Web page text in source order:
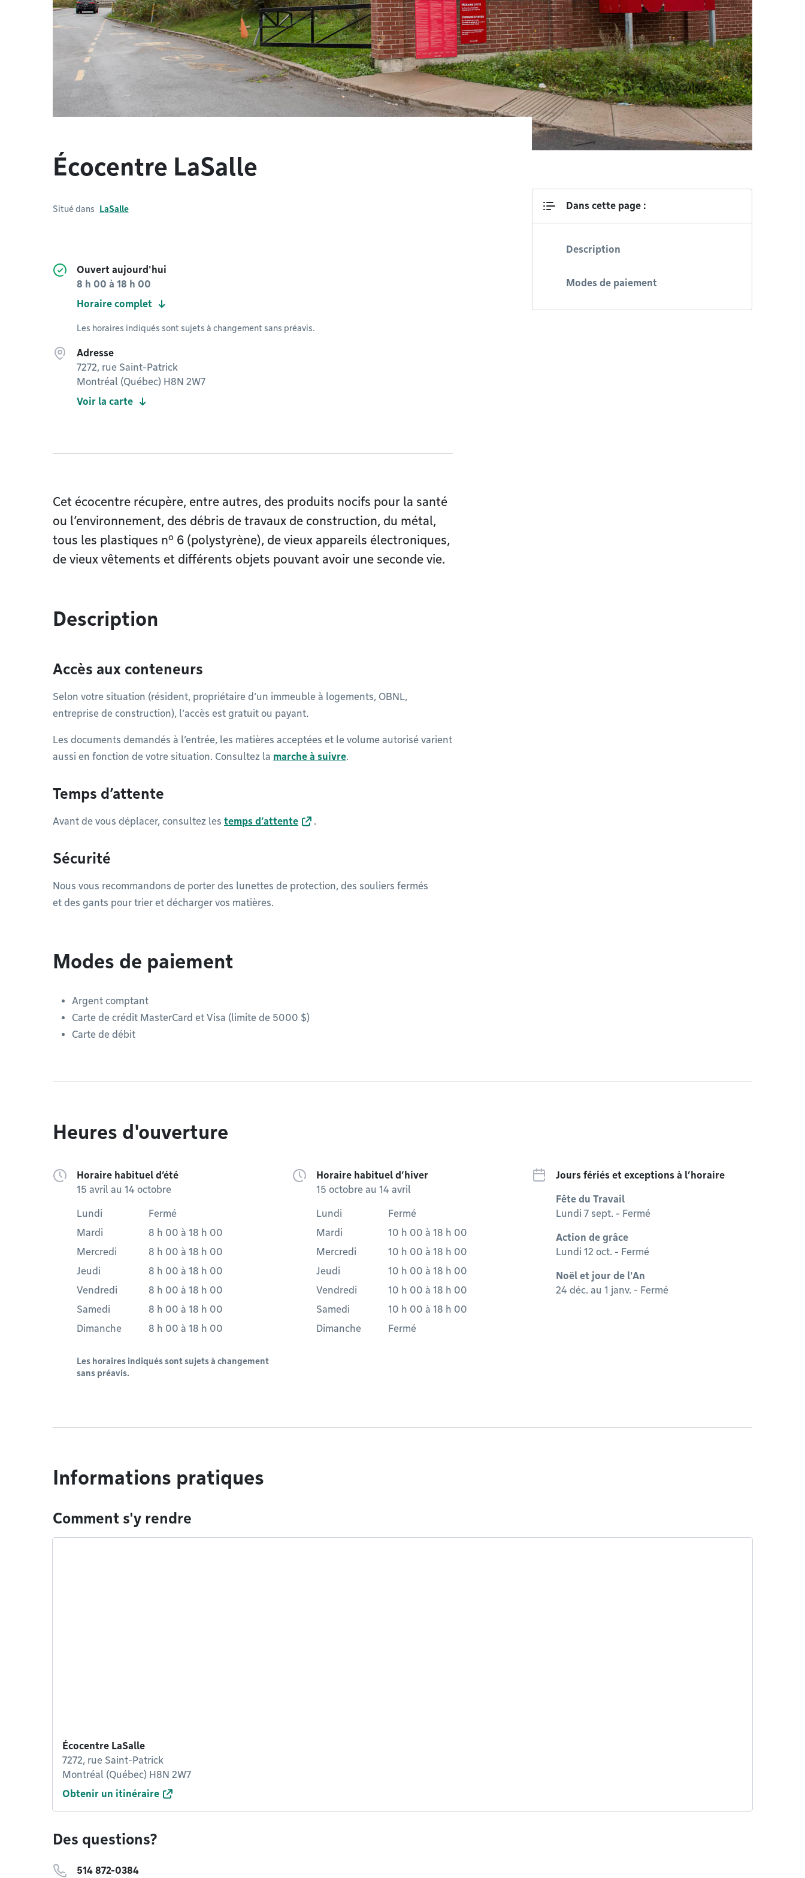
Écocentre LaSalle
Situé dans LaSalle
Ouvert aujourd'hui
8 h 00 à 18 h 00
Horaire complet
Les horaires indiqués sont sujets à changement sans préavis.
Adresse
7272, rue Saint-Patrick
Montréal (Québec) H8N 2W7
Voir la carte
Dans cette page :
Description
Modes de paiement
Cet écocentre récupère, entre autres, des produits nocifs pour la santé
ou l’environnement, des débris de travaux de construction, du métal,
tous les plastiques no 6 (polystyrène), de vieux appareils électroniques,
de vieux vêtements et différents objets pouvant avoir une seconde vie.
Description
Accès aux conteneurs
Selon votre situation (résident, propriétaire d’un immeuble à logements, OBNL,
entreprise de construction), l’accès est gratuit ou payant.
Les documents demandés à l’entrée, les matières acceptées et le volume autorisé varient
aussi en fonction de votre situation. Consultez la marche à suivre.
Temps d’attente
Avant de vous déplacer, consultez les temps d’attente .
Sécurité
Nous vous recommandons de porter des lunettes de protection, des souliers fermés
et des gants pour trier et décharger vos matières.
Modes de paiement
Argent comptant
Carte de crédit MasterCard et Visa (limite de 5000 $)
Carte de débit
Heures d'ouverture
Horaire habituel d’été
15 avril au 14 octobre
Lundi
Fermé
Mardi
8 h 00 à 18 h 00
Mercredi
8 h 00 à 18 h 00
Jeudi
8 h 00 à 18 h 00
Vendredi
8 h 00 à 18 h 00
Samedi
8 h 00 à 18 h 00
Dimanche
8 h 00 à 18 h 00
Les horaires indiqués sont sujets à changement
sans préavis.
Horaire habituel d’hiver
15 octobre au 14 avril
Lundi
Fermé
Mardi
10 h 00 à 18 h 00
Mercredi
10 h 00 à 18 h 00
Jeudi
10 h 00 à 18 h 00
Vendredi
10 h 00 à 18 h 00
Samedi
10 h 00 à 18 h 00
Dimanche
Fermé
Jours fériés et exceptions à l’horaire
Fête du Travail
Lundi 7 sept. - Fermé
Action de grâce
Lundi 12 oct. - Fermé
Noël et jour de l'An
24 déc. au 1 janv. - Fermé
Informations pratiques
Comment s'y rendre
Écocentre LaSalle
7272, rue Saint-Patrick
Montréal (Québec) H8N 2W7
Obtenir un itinéraire
Des questions?
514 872-0384